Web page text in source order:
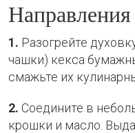
Направления
1. Разогрейте
чашки) кекса
смажьте их
2. Соедините в
крошки и масло.